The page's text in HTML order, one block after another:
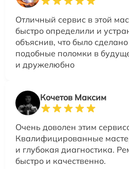
Отличный сервис в этой
быстро определили и
объяснив, что было
подобные поломки в
и дружелюбно
Кочетов Максим
Очень доволен этим
Квалифицированные
и глубокая диагностика.
быстро и качественно.